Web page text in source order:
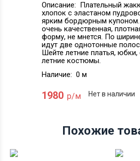
Описание: Плательный
хлопок с эластаном
ярким бордюрным
очень качественная,
форму, не мнется. По
идут две однотонные
Шейте летние платья,
летние костюмы.
Наличие: 0 м
1980 р/м Нет в наличии
Похожие